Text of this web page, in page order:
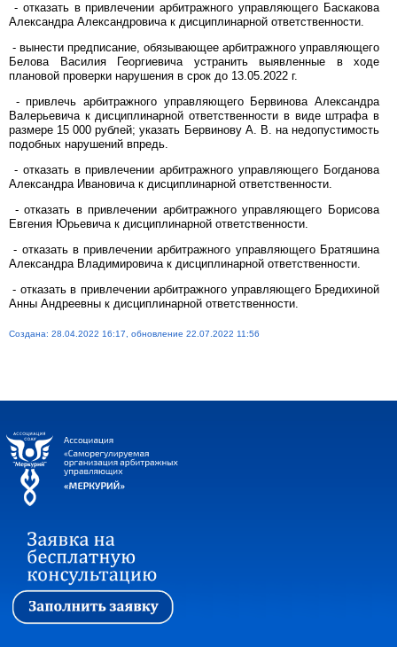
- отказать в привлечении арбитражного управляющего Баскакова
Александра Александровича к дисциплинарной ответственности.
- вынести предписание, обязывающее арбитражного управляющего
Белова Василия Георгиевича устранить выявленные в ходе
плановой проверки нарушения в срок до 13.05.2022 г.
- привлечь арбитражного управляющего Бервинова Александра
Валерьевича к дисциплинарной ответственности в виде штрафа в
размере 15 000 рублей; указать Бервинову А. В. на недопустимость
подобных нарушений впредь.
- отказать в привлечении арбитражного управляющего Богданова
Александра Ивановича к дисциплинарной ответственности.
- отказать в привлечении арбитражного управляющего Борисова
Евгения Юрьевича к дисциплинарной ответственности.
- отказать в привлечении арбитражного управляющего Братяшина
Александра Владимировича к дисциплинарной ответственности.
- отказать в привлечении арбитражного управляющего Бредихиной
Анны Андреевны к дисциплинарной ответственности.
Создана: 28.04.2022 16:17, обновление 22.07.2022 11:56